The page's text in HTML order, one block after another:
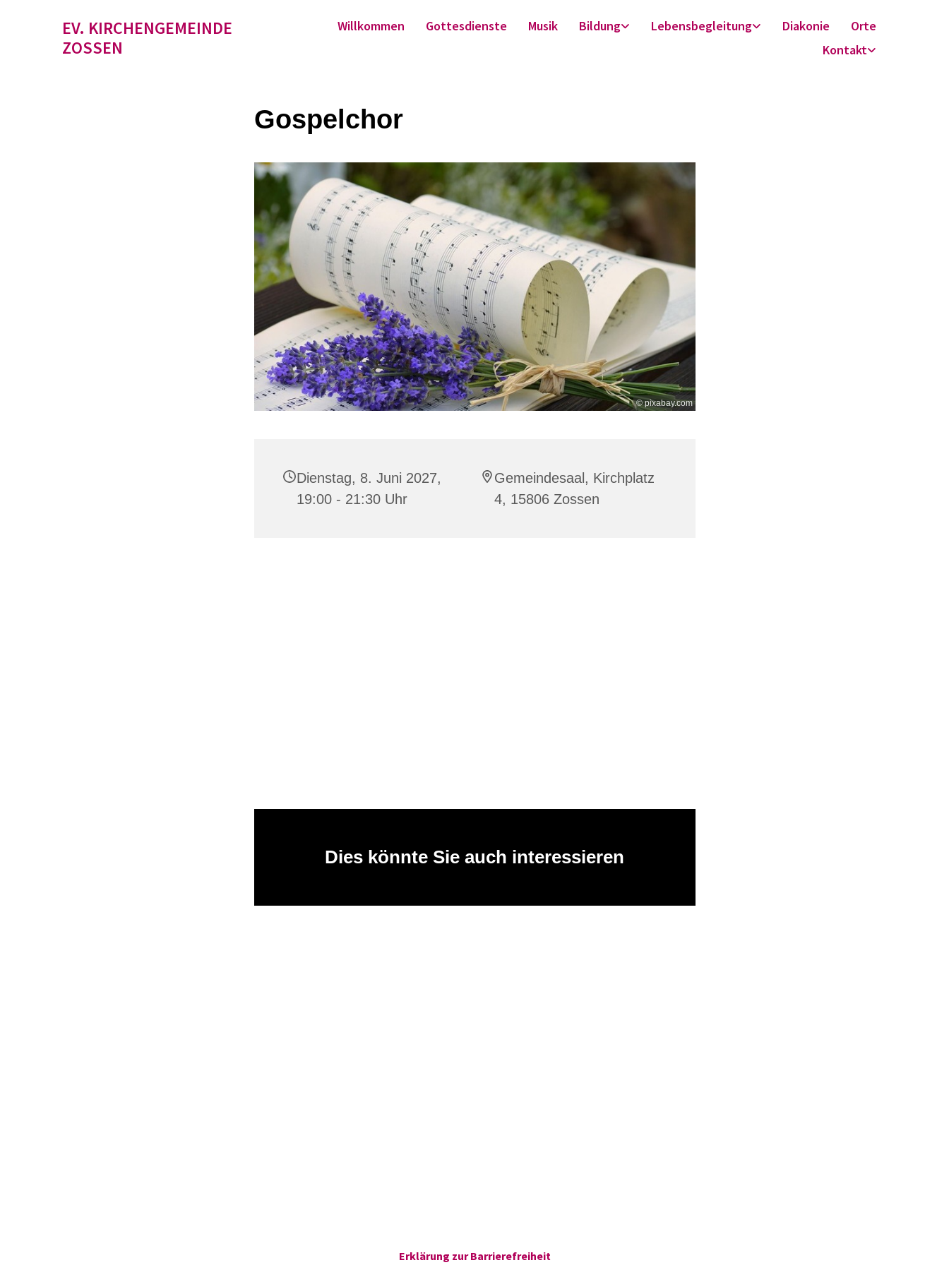
EV. KIRCHENGEMEINDE
ZOSSEN
Willkommen Gottesdienste Musik Bildung Lebensbegleitung Diakonie
Orte
Kontakt
Gospelchor
© pixabay.com
Dienstag, 8. Juni 2027,
19:00 - 21:30 Uhr
Gemeindesaal, Kirchplatz
4, 15806 Zossen
Dies könnte Sie auch interessieren
Erklärung zur Barrierefreiheit